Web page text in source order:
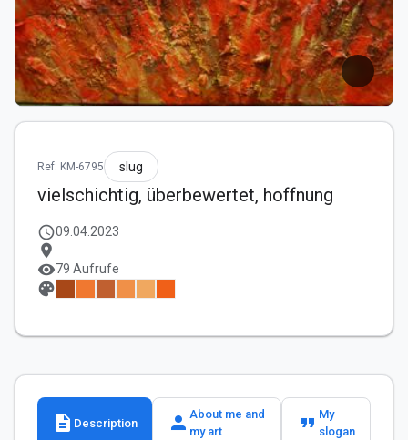
Ref: KM-6795 slug
vielschichtig, überbewertet, hoffnung
schedule09.04.2023
location_on
visibility79 Aufrufe
palette
description Description person About me and
my art
format_quote My
slogan